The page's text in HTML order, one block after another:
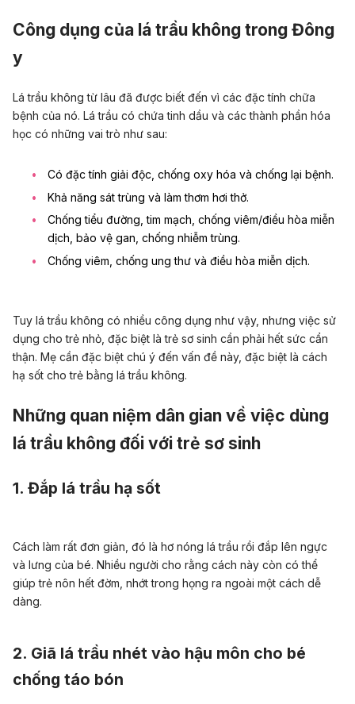
Công dụng của lá trầu không trong Đông
y
Lá trầu không từ lâu đã được biết đến vì các đặc tính chữa
bệnh của nó. Lá trầu có chứa tinh dầu và các thành phần hóa
học có những vai trò như sau:
Có đặc tính giải độc, chống oxy hóa và chống lại bệnh.
Khả năng sát trùng và làm thơm hơi thở.
Chống tiểu đường, tim mạch, chống viêm/điều hòa miễn
dịch, bảo vệ gan, chống nhiễm trùng.
Chống viêm, chống ung thư và điều hòa miễn dịch.
Tuy lá trầu không có nhiều công dụng như vậy, nhưng việc sử
dụng cho trẻ nhỏ, đặc biệt là trẻ sơ sinh cần phải hết sức cẩn
thận. Mẹ cần đặc biệt chú ý đến vấn đề này, đặc biệt là cách
hạ sốt cho trẻ bằng lá trầu không.
Những quan niệm dân gian về việc dùng
lá trầu không đối với trẻ sơ sinh
1. Đắp lá trầu hạ sốt
Cách làm rất đơn giản, đó là hơ nóng lá trầu rồi đắp lên ngực
và lưng của bé. Nhiều người cho rằng cách này còn có thể
giúp trẻ nôn hết đờm, nhớt trong họng ra ngoài một cách dễ
dàng.
2. Giã lá trầu nhét vào hậu môn cho bé
chống táo bón